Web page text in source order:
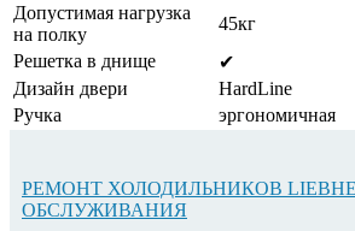
Допустимая нагрузка
на полку
45кг
Решетка в днище
✔
Дизайн двери
HardLine
Ручка
эргономичная
РЕМОНТ ХОЛОДИЛЬНИКОВ
ОБСЛУЖИВАНИЯ